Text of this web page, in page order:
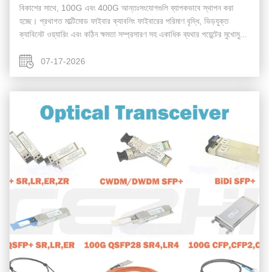
বিকাশের সাথে, 100G এবং 400G আন্তঃসংযোগগুলি ব্যাপকভাবে স্থাপন করা
হচ্ছে। প্রথাগত মাল্টিমোড ফাইবার ক্যাবলিং ফাইবারের পরিমাণ বৃদ্ধি, ভিড়যুক্ত
ক্যাবিনেট ওয়্যারিং এবং কঠিন ক্ষমতা সম্প্রসারণ সহ একাধিক ব্যথার পয়েন্টের মুখোমু...
07-17-2026